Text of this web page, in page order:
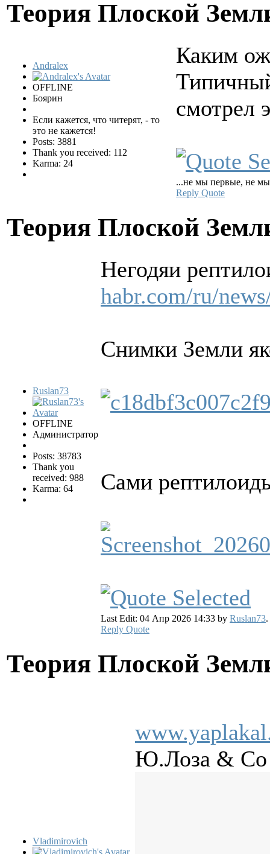
Теория Плоской
Andralex
OFFLINE
Боярин
Если кажется, что читерят, - то
это не кажется!
Posts: 3881
Thank you received: 112
Karma: 24
Каким
смотрел
...не мы первые, не
Reply Quote
Теория Плоской
Ruslan73
OFFLINE
Администратор
Posts: 38783
Thank you
received: 988
Karma: 64
Негодяи
habr.com/ru/
Снимки Земли
Сами
Last Edit: 04 Апр 2026 14:33 by Ruslan73.
Reply Quote
Теория Плоской
Vladimirovich
Ю.Лоза & Со